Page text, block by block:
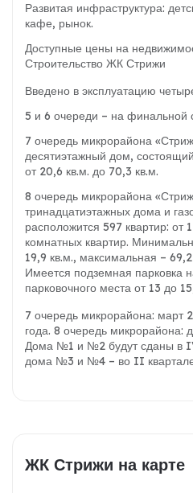
Развитая инфраструктура:
кафе, рынок.
Доступные цены на
Строительство ЖК Стрижи
Введено в эксплуатацию
5 и 6 очереди – на финальной
7 очередь микрорайона
десятиэтажный дом,
от 20,6 кв.м. до 70,3 кв.м.
8 очередь микрорайона
тринадцатиэтажных дома и
расположится 597 квартир: от
комнатных квартир.
19,9 кв.м., максимальная – 69,2
Имеется подземная парковка
парковочного места от 13 до
7 очередь микрорайона: март
года. 8 очередь микрорайона:
Дома №1 и №2 будут сданы в
дома №3 и №4 – во II квартале
ЖК Стрижи на карте